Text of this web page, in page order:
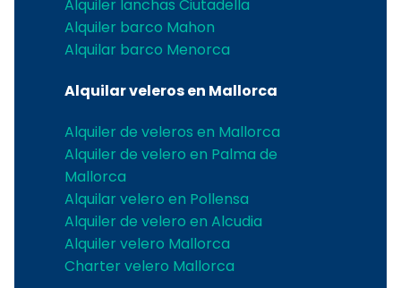
Alquiler lanchas Ciutadella
Alquiler barco Mahon
Alquilar barco Menorca
Alquilar veleros en Mallorca
Alquiler de veleros en Mallorca
Alquiler de velero en Palma de
Mallorca
Alquilar velero en Pollensa
Alquiler de velero en Alcudia
Alquiler velero Mallorca
Charter velero Mallorca